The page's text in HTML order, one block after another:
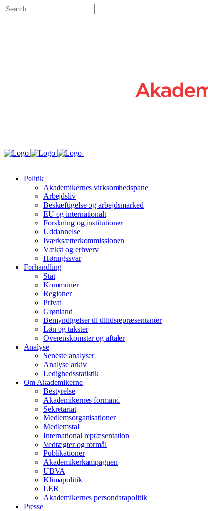
Politik
Akademikernes virksomhedspanel
Arbejdsliv
Beskæftigelse og arbejdsmarked
EU og internationalt
Forskning og institutioner
Uddannelse
Iværksætterkommissionen
Vækst og erhverv
Høringssvar
Forhandling
Stat
Kommuner
Regioner
Privat
Grønland
Bemyndigelser til tillidsrepræsentanter
Løn og takster
Overenskomster og aftaler
Analyse
Seneste analyser
Analyse arkiv
Ledighedsstatistik
Om Akademikerne
Bestyrelse
Akademikernes formand
Sekretariat
Medlemsorganisationer
Medlemstal
International repræsentation
Vedtægter og formål
Publikationer
Akademikerkampagnen
UBVA
Klimapolitik
LER
Akademikernes persondatapolitik
Presse